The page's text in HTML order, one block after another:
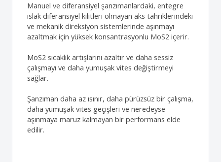
Manuel ve diferansiyel şanzımanlardaki, entegre
ıslak diferansiyel kilitleri olmayan aks tahriklerindeki
ve mekanik direksiyon sistemlerinde aşınmayı
azaltmak için yüksek konsantrasyonlu MoS2 içerir.
MoS2 sıcaklık artışlarını azaltır ve daha sessiz
çalışmayı ve daha yumuşak vites değiştirmeyi
sağlar.
Şanzıman daha az ısınır, daha pürüzsüz bir çalışma,
daha yumuşak vites geçişleri ve neredeyse
aşınmaya maruz kalmayan bir performans elde
edilir.